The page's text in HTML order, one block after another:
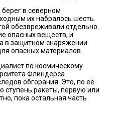
в северном
их набралось шесть.
обезвреживали отдельно.
опасных веществ, и
в защитном снаряжении
опасных материалов.
по космическому
Флиндерса
обгорания. Это, по её
ракеты, первую или
пока остальная часть